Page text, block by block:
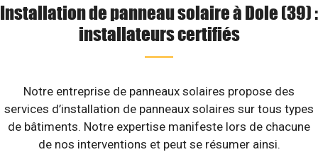
Installation de panneau solaire à Dole (39) :
installateurs certifiés
Notre entreprise de panneaux solaires propose des
services d’installation de panneaux solaires sur tous types
de bâtiments. Notre expertise manifeste lors de chacune
de nos interventions et peut se résumer ainsi.